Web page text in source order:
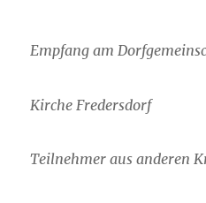
Empfang am
Kirche Fredersdorf
Teilnehmer aus anderen